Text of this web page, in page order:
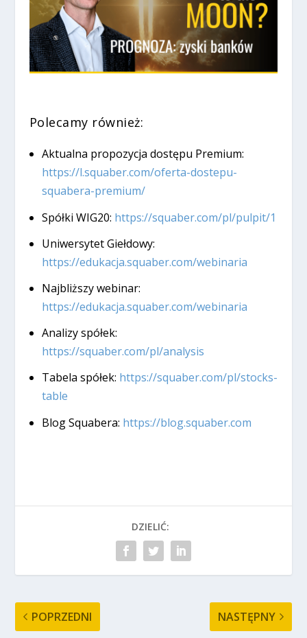
Polecamy również:
Aktualna propozycja dostępu Premium:
https://l.squaber.com/oferta-dostepu-
squabera-premium/
Spółki WIG20: https://squaber.com/pl/pulpit/1
Uniwersytet Giełdowy:
https://edukacja.squaber.com/webinaria
Najbliższy webinar:
https://edukacja.squaber.com/webinaria
Analizy spółek:
https://squaber.com/pl/analysis
Tabela spółek: https://squaber.com/pl/stocks-
table
Blog Squabera: https://blog.squaber.com
DZIELIĆ:
POPRZEDNI NASTĘPNY